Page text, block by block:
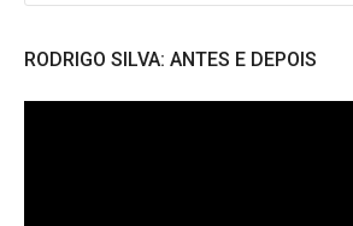
RODRIGO SILVA: ANTES E DEPOIS